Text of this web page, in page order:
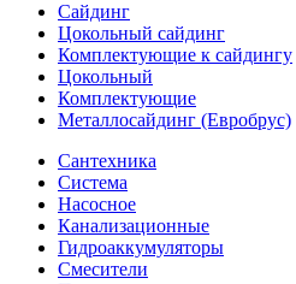
Сайдинг
Цокольный сайдинг
Комплектующие к сайдингу
Цокольный
Комплектующие
Металлосайдинг (Евробрус)
Сантехника
Система
Насосное
Канализационные
Гидроаккумуляторы
Смесители